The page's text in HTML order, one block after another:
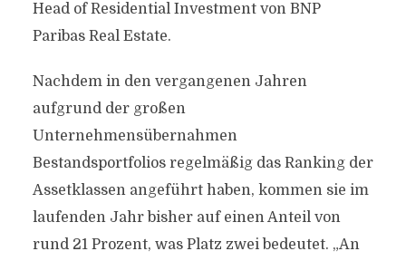
Head of Residential Investment von BNP
Paribas Real Estate.
Nachdem in den vergangenen Jahren
aufgrund der großen
Unternehmensübernahmen
Bestandsportfolios regelmäßig das Ranking der
Assetklassen angeführt haben, kommen sie im
laufenden Jahr bisher auf einen Anteil von
rund 21 Prozent, was Platz zwei bedeutet. „An